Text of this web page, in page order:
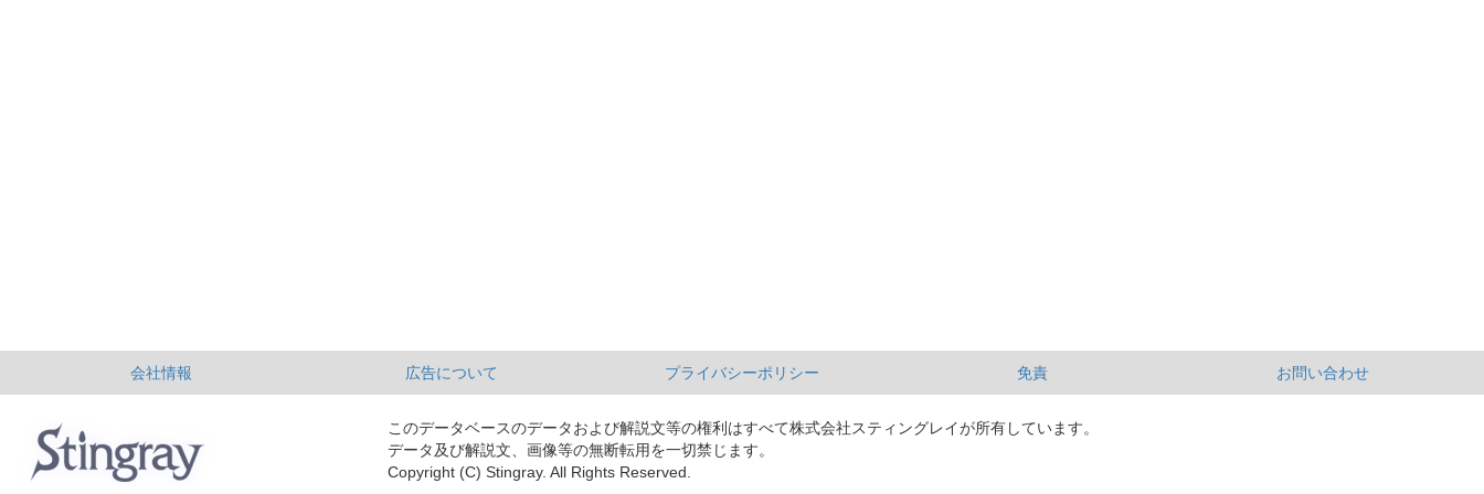
会社情報 広告について プライバシーポリシー 免責 お問い合わせ
このデータベースのデータおよび解説文等の権利はすべて株式会社スティングレイが所有しています。
データ及び解説文、画像等の無断転用を一切禁じます。
Copyright (C) Stingray. All Rights Reserved.